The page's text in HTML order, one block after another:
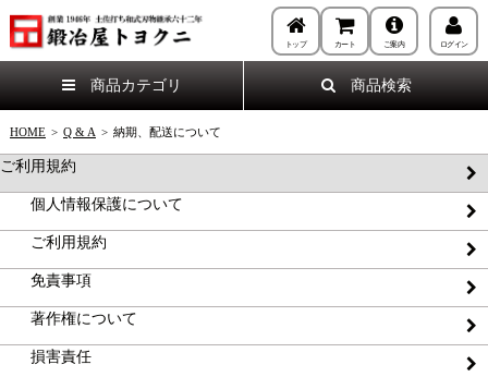
トップ カート ご案内 ログイン
商品カテゴリ 商品検索
HOME > Q & A > 納期、配送について
ご利用規約
個人情報保護について
ご利用規約
免責事項
著作権について
損害責任